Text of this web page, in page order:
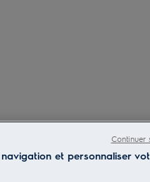
et personnaliser
Continuer